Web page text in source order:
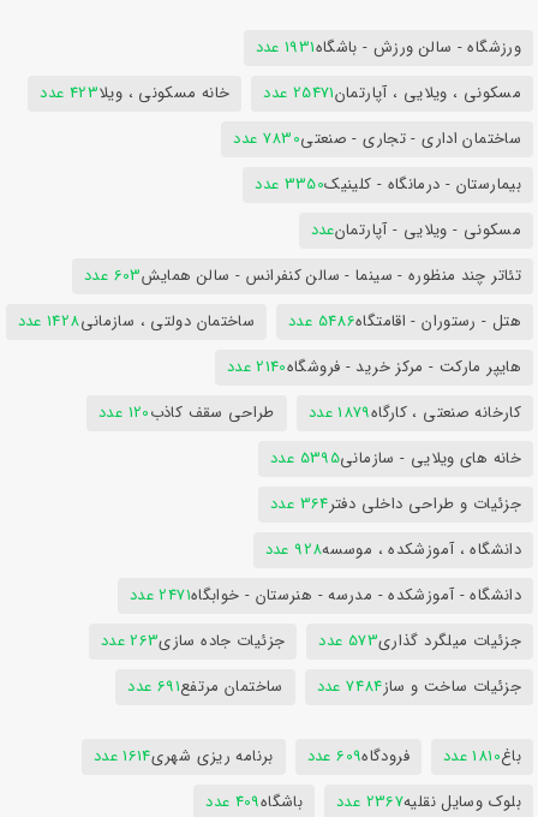
ورزشگاه - سالن ورزش - باشگاه1931 عدد
مسکونی ، ویلایی ، آپارتمان25471 عدد خانه مسکونی ، ویلا423 عدد
ساختمان اداری - تجاری - صنعتی7830 عدد
بیمارستان - درمانگاه - کلینیک3350 عدد
مسکونی - ویلایی - آپارتمانعدد
تئاتر چند منظوره - سینما - سالن کنفرانس - سالن همایش603 عدد
هتل - رستوران - اقامتگاه5486 عدد ساختمان دولتی ، سازمانی1428 عدد
هایپر مارکت - مرکز خرید - فروشگاه2140 عدد
کارخانه صنعتی ، کارگاه1879 عدد طراحی سقف کاذب120 عدد
خانه های ویلایی - سازمانی5395 عدد
جزئیات و طراحی داخلی دفتر364 عدد
دانشگاه ، آموزشکده ، موسسه928 عدد
دانشگاه - آموزشکده - مدرسه - هنرستان - خوابگاه2471 عدد
جزئیات میلگرد گذاری573 عدد جزئیات جاده سازی263 عدد
جزئیات ساخت و ساز7484 عدد ساختمان مرتفع691 عدد
باغ1810 عدد فرودگاه609 عدد برنامه ریزی شهری1614 عدد
بلوک وسایل نقلیه2367 عدد باشگاه409 عدد